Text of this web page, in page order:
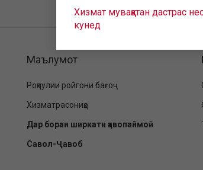
Хизмат муваққатан дастрас
кунед
Маълумот
Роҳпулии ройгони бағоҷ
Хизматрасониҳо
Дар бораи ширкати ҳавопаймоӣ
Савол-Ҷавоб